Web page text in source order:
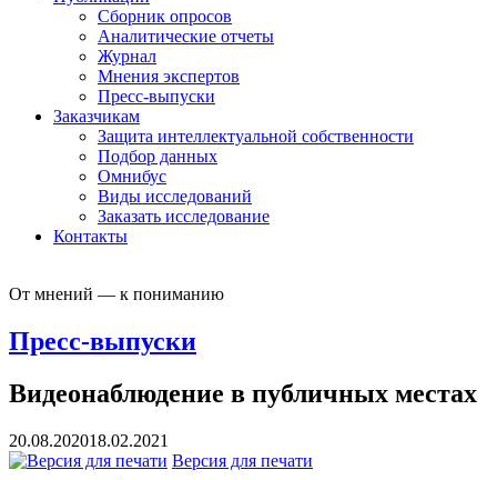
Сборник опросов
Аналитические отчеты
Журнал
Мнения экспертов
Пресс-выпуски
Заказчикам
Защита интеллектуальной собственности
Подбор данных
Омнибус
Виды исследований
Заказать исследование
Контакты
От мнений — к пониманию
Пресс-выпуски
Видеонаблюдение в публичных местах
20.08.202018.02.2021
Версия для печати